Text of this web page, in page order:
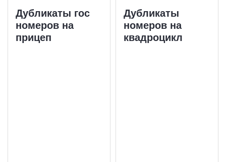
Дубликаты гос
номеров на
прицеп
Дубликаты
номеров на
квадроцикл